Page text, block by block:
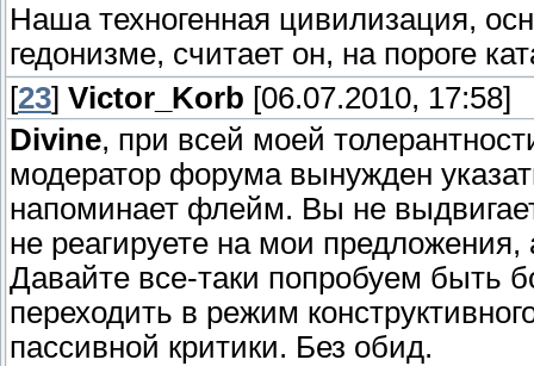
Наша техногенная цивилизация,
гедонизме, считает он, на пороге
[23] Victor_Korb [06.07.2010, 17:58]
Divine, при всей моей
модератор форума вынужден
напоминает флейм. Вы не
не реагируете на мои
Давайте все-таки попробуем быть
переходить в режим
пассивной критики. Без обид.